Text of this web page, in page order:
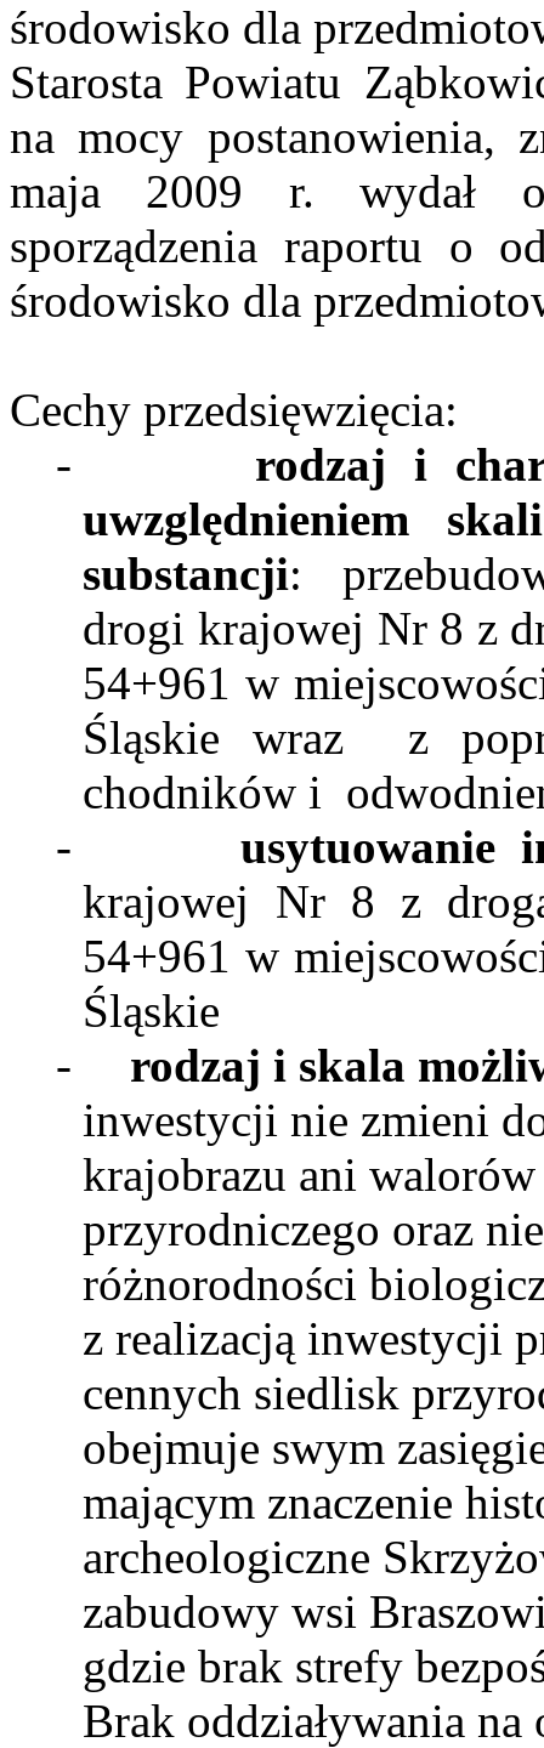
środowisko dla
Starosta Powiatu
na mocy postanowienia,
maja 2009 r. wydał
sporządzenia raportu o
środowisko dla
Cechy przedsięwzięcia:
-
rodzaj i
uwzględnieniem
substancji:
drogi krajowej Nr 8 z
54+961 w
Śląskie wraz
z
chodników i
-
usytuowanie
krajowej Nr 8 z
54+961 w
Śląskie
-
rodzaj i skala
inwestycji nie zmieni
krajobrazu ani
przyrodniczego oraz
różnorodności
z realizacją inwestycji
cennych siedlisk
obejmuje swym
mającym znaczenie
archeologiczne
zabudowy wsi
gdzie brak strefy
Brak oddziaływania